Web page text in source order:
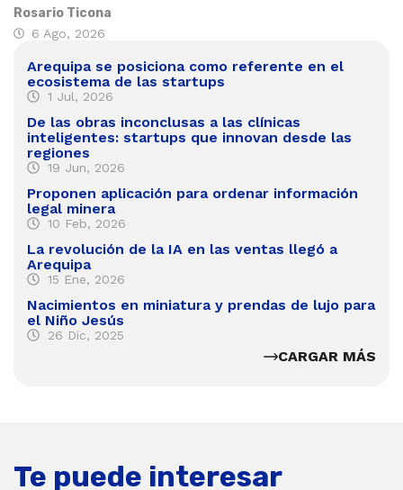
Rosario Ticona
6 Ago, 2026
Arequipa se posiciona como referente en el
ecosistema de las startups
1 Jul, 2026
De las obras inconclusas a las clínicas
inteligentes: startups que innovan desde las
regiones
19 Jun, 2026
Proponen aplicación para ordenar información
legal minera
10 Feb, 2026
La revolución de la IA en las ventas llegó a
Arequipa
15 Ene, 2026
Nacimientos en miniatura y prendas de lujo para
el Niño Jesús
26 Dic, 2025
CARGAR MÁS
Te puede interesar